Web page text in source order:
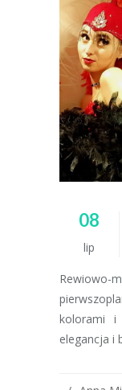
08
lip
kolorami i
elegancja i